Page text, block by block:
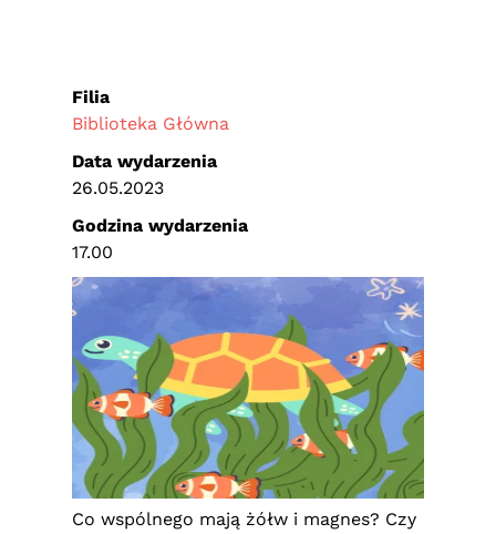
Co wspólnego mają żółw i magnes? Czy
Filia
Biblioteka Główna
Data wydarzenia
26.05.2023
Godzina wydarzenia
17.00